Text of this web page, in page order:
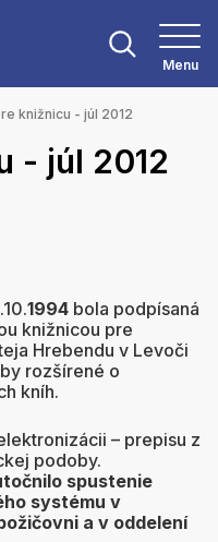
Menu
knižnicu - júl 2012
- júl 2012
1994 bola podpísaná
knižnicou pre
Hrebendu v Levoči
rozšírené o
kníh.
– prepisu z
podoby.
spustenie
systému v
a v oddelení